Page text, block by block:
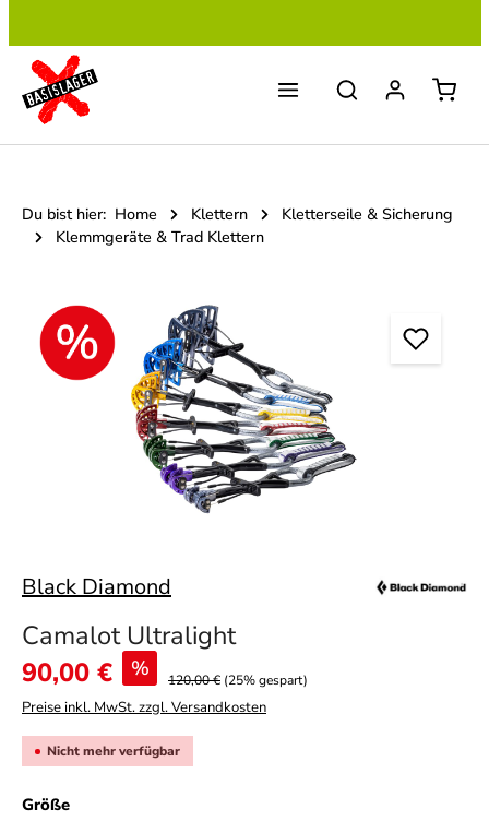
Du bist hier: Home Klettern
Kletterseile & Sicherung
Klemmgeräte & Trad Klettern
Black Diamond
Camalot Ultralight
Verkaufspreis:
90,00 € % 120,00 € (25% gespart)
Preise inkl. MwSt. zzgl. Versandkosten
Nicht mehr verfügbar
Größeauswählen